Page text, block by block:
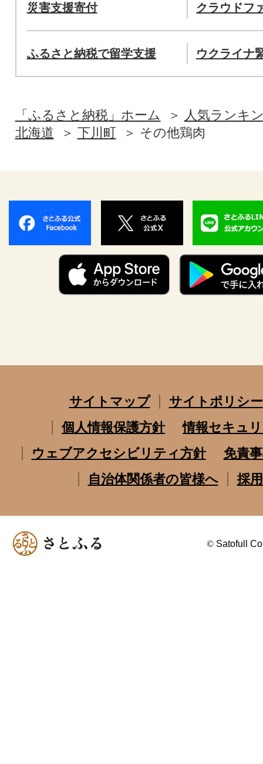
災害支援寄付 クラウドフ
ふるさと納税で留学支援 ウクライナ
「ふるさと納税」ホーム
人気ランキ
北海道
下川町 その他鶏肉
サイトマップ
サイトポリシー
個人情報保護方針
情報セキュ
ウェブアクセシビリティ方針
免責
自治体関係者の皆様へ
採
© Satofull